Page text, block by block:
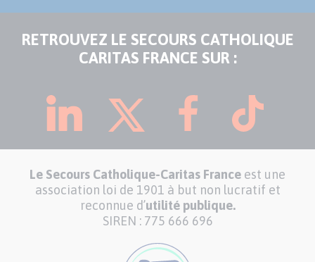
RETROUVEZ LE SECOURS CATHOLIQUE
CARITAS FRANCE SUR :
Le Secours Catholique-Caritas France est une
association loi de 1901 à but non lucratif et
reconnue d’utilité publique.
SIREN : 775 666 696